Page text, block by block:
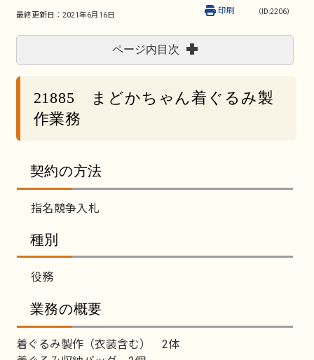
最終更新日： 2021年6月16日 （ID:2206）
印刷
ページ内目次
21885 まどかちゃん着ぐるみ製
作業務
契約の方法
指名競争入札
種別
役務
業務の概要
着ぐるみ製作（衣装含む） 2体